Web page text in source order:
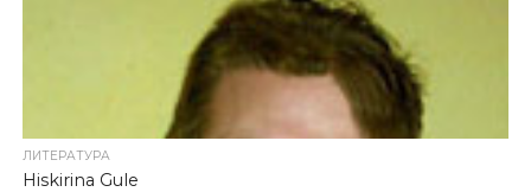
ЛИТЕРАТУРА
Hiskirina Gule